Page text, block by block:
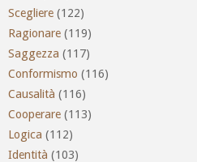
Scegliere (122)
Ragionare (119)
Saggezza (117)
Conformismo (116)
Causalità (116)
Cooperare (113)
Logica (112)
Identità (103)